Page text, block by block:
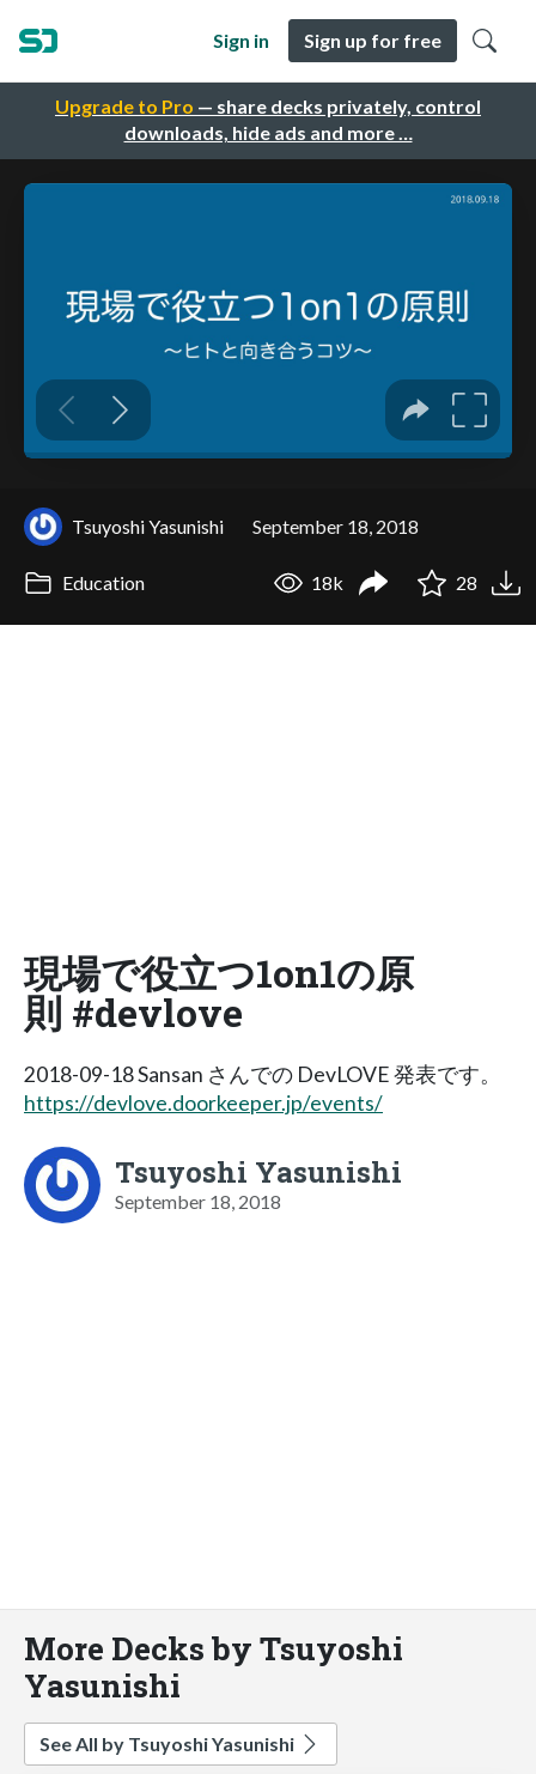
Upgrade to Pro — share decks privately, control
downloads, hide ads and more …
Sign in Sign up for free
Tsuyoshi Yasunishi September 18, 2018
Education 18k 28
現場で役立つ1on1の原
則 #devlove
2018-09-18 Sansan さんでの DevLOVE 発表です。
https://devlove.doorkeeper.jp/events/
Tsuyoshi Yasunishi
September 18, 2018
More Decks by Tsuyoshi
Yasunishi
See All by Tsuyoshi Yasunishi